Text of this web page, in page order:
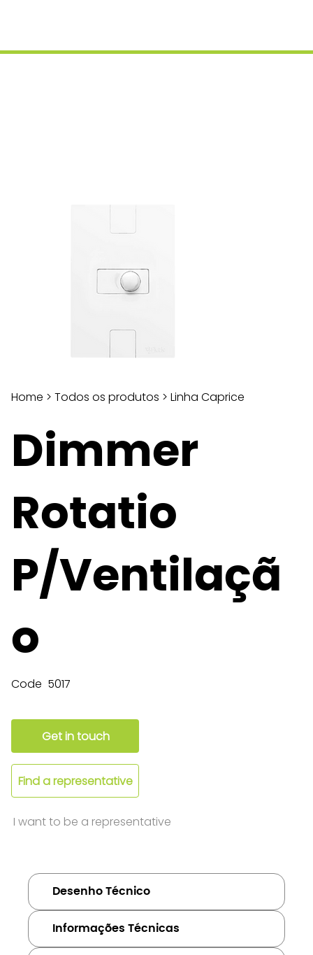
Home > Todos os produtos > Linha Caprice
Dimmer
Rotatio
P/Ventilaçã
o
Code 5017
Get in touch
Find a representative
I want to be a representative
Desenho Técnico
Informações Técnicas